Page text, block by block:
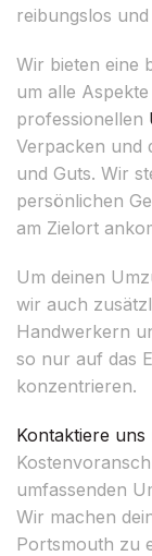
reibungslos
Wir bieten eine
um alle
professionellen
Verpacken und
und Guts. Wir
persönlichen
am Zielort
Um deinen
wir auch
Handwerkern
so nur auf das
konzentrieren.
Kontaktiere uns
umfassenden
Wir machen
Portsmouth zu